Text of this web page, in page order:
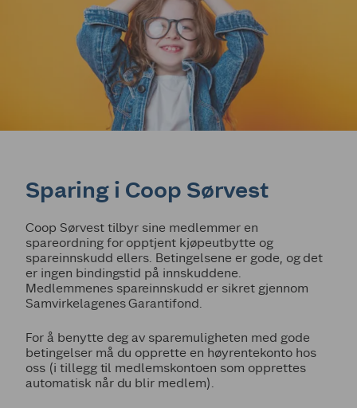
Sparing i Coop Sørvest
Coop Sørvest tilbyr sine medlemmer en
spareordning for opptjent kjøpeutbytte og
spareinnskudd ellers. Betingelsene er gode, og det
er ingen bindingstid på innskuddene.
Medlemmenes spareinnskudd er sikret gjennom
Samvirkelagenes Garantifond.
For å benytte deg av sparemuligheten med gode
betingelser må du opprette en høyrentekonto hos
oss (i tillegg til medlemskontoen som opprettes
automatisk når du blir medlem).